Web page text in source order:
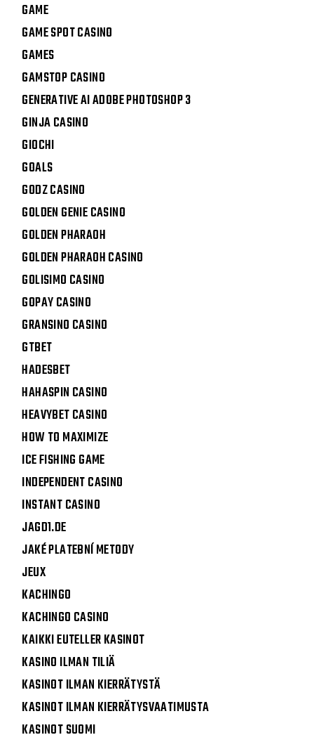
GAME
GAME SPOT CASINO
GAMES
GAMSTOP CASINO
GENERATIVE AI ADOBE PHOTOSHOP 3
GINJA CASINO
GIOCHI
GOALS
GODZ CASINO
GOLDEN GENIE CASINO
GOLDEN PHARAOH
GOLDEN PHARAOH CASINO
GOLISIMO CASINO
GOPAY CASINO
GRANSINO CASINO
GTBET
HADESBET
HAHASPIN CASINO
HEAVYBET CASINO
HOW TO MAXIMIZE
ICE FISHING GAME
INDEPENDENT CASINO
INSTANT CASINO
JAGD1.DE
JAKÉ PLATEBNÍ METODY
JEUX
KACHINGO
KACHINGO CASINO
KAIKKI EUTELLER KASINOT
KASINO ILMAN TILIÄ
KASINOT ILMAN KIERRÄTYSTÄ
KASINOT ILMAN KIERRÄTYSVAATIMUSTA
KASINOT SUOMI